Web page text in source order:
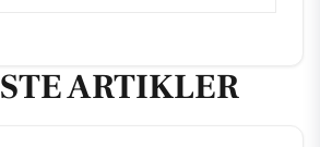
ARTIKLER